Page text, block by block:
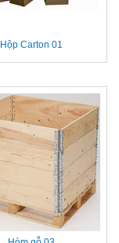
Hộp Carton 01